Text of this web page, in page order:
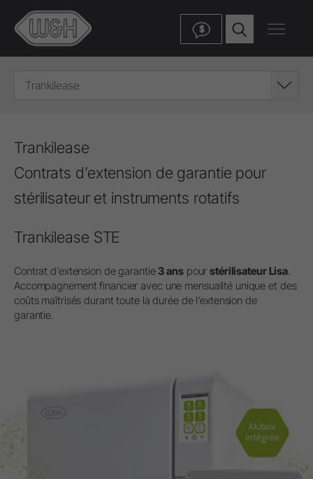
$
Trankilease
Trankilease
Contrats d’extension de garantie pour
stérilisateur et instruments rotatifs
Trankilease STE
Contrat d’extension de garantie3 anspourstérilisateur Lisa.
Accompagnement financier avec une mensualité unique et des
coûts maîtrisés durant toute la durée de l’extension de
garantie.